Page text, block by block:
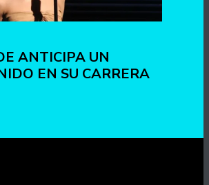
ANTICIPA UN
EN SU CARRERA